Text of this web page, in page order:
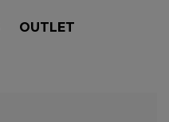
OUTLET